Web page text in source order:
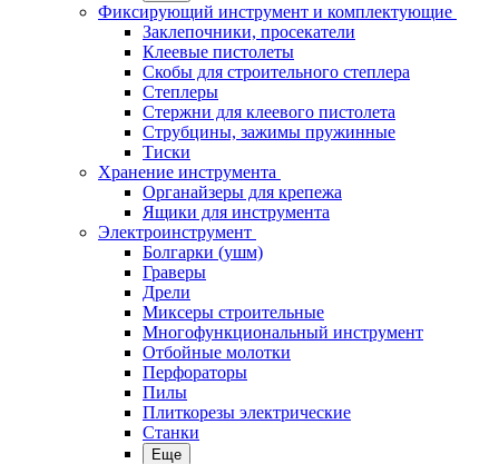
Фиксирующий инструмент и комплектующие
Заклепочники, просекатели
Клеевые пистолеты
Скобы для строительного степлера
Степлеры
Стержни для клеевого пистолета
Струбцины, зажимы пружинные
Тиски
Хранение инструмента
Органайзеры для крепежа
Ящики для инструмента
Электроинструмент
Болгарки (ушм)
Граверы
Дрели
Миксеры строительные
Многофункциональный инструмент
Отбойные молотки
Перфораторы
Пилы
Плиткорезы электрические
Станки
Еще